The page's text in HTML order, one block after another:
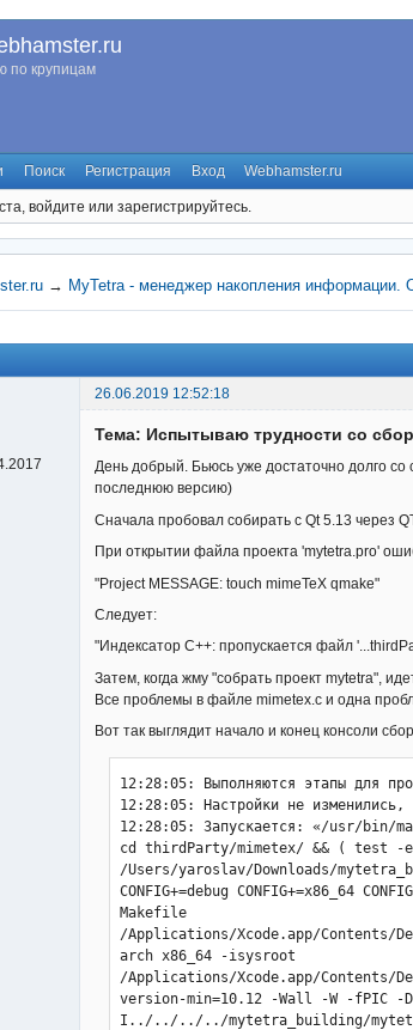
по крупицам
Поиск Регистрация Вход Webhamster.ru
войдите или зарегистрируйтесь.
→ MyTetra - менеджер накопления информации.
26.06.2019 12:52:18
Тема: Испытываю трудности со
День добрый. Бьюсь уже достаточно долго со
последнюю версию)
Сначала пробовал собирать с Qt 5.13 через
При открытии файла проекта 'mytetra.pro'
"Project MESSAGE: touch mimeTeX qmake"
Следует:
"Индексатор С++: пропускается файл
Затем, когда жму "собрать проект mytetra",
Все проблемы в файле mimetex.с и одна
Вот так выглядит начало и конец консоли
12:28:05: Выполняются этапы для
12:28:05: Настройки не изменились,
12:28:05: Запускается: «/usr/bin/
cd thirdParty/mimetex/ && ( test -
/Users/yaroslav/Downloads/
CONFIG+=debug CONFIG+=x86_64
Makefile
/Applications/Xcode.app/Contents/
arch x86_64 -isysroot
/Applications/Xcode.app/Contents/
version-min=10.12 -Wall -W -fPIC -
I../../../../mytetra_building/